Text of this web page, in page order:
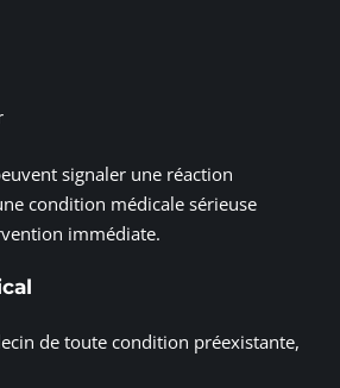
signaler une réaction
condition médicale sérieuse
immédiate.
de toute condition préexistante,